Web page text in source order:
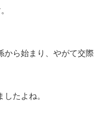
から始まり、やがて交際
たよね。